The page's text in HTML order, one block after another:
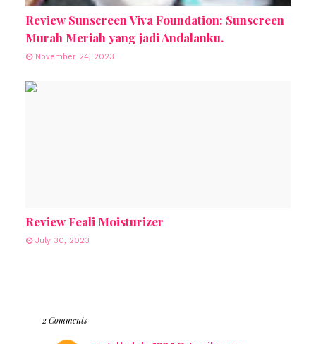
Review Sunscreen Viva Foundation: Sunscreen
Murah Meriah yang jadi Andalanku.
November 24, 2023
Review Feali Moisturizer
July 30, 2023
2 Comments